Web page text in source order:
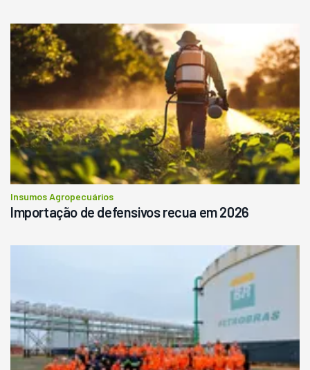
Insumos Agropecuários
Importação de defensivos recua em 2026